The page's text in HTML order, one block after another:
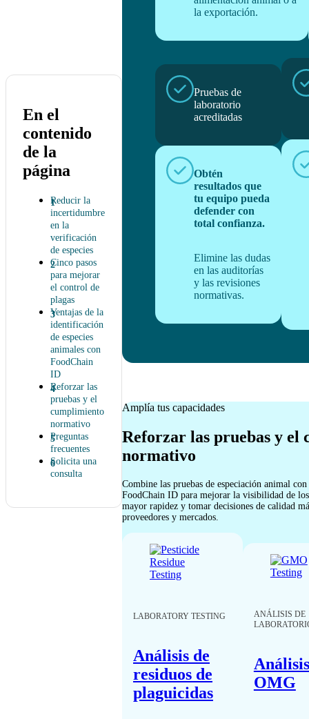
En el
contenido
de la
página
Reducir la
incertidumbre
en la
verificación
de especies
Cinco pasos
para mejorar
el control de
plagas
Ventajas de la
identificación
de especies
animales con
FoodChain
ID
Reforzar las
pruebas y el
cumplimiento
normativo
Preguntas
frecuentes
Solicita una
consulta
la exportación.
Pruebas de
laboratorio
acreditadas
Obtén
resultados que
tu equipo pueda
defender con
total confianza.
Elimine las dudas
en las auditorías
y las revisiones
normativas.
Amplía tus capacidades
Reforzar las pruebas y el
normativo
Combine las pruebas de especiación animal
FoodChain ID para mejorar la visibilidad de
mayor rapidez y tomar decisiones de calidad
proveedores y mercados.
LABORATORY TESTING
Análisis de
residuos de
plaguicidas
ANÁLISIS DE
OMG